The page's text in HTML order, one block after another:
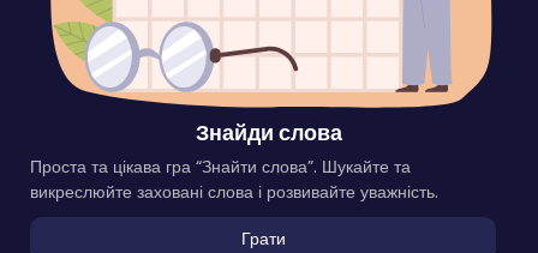
Знайди слова
Проста та цікава гра “Знайти слова”. Шукайте та
викреслюйте заховані слова і розвивайте уважність.
Грати